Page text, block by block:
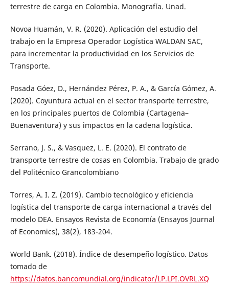
terrestre de carga en Colombia. Monografía. Unad.
Novoa Huamán, V. R. (2020). Aplicación del estudio del
trabajo en la Empresa Operador Logística WALDAN SAC,
para incrementar la productividad en los Servicios de
Transporte.
Posada Góez, D., Hernández Pérez, P. A., & García Gómez, A.
(2020). Coyuntura actual en el sector transporte terrestre,
en los principales puertos de Colombia (Cartagena–
Buenaventura) y sus impactos en la cadena logística.
Serrano, J. S., & Vasquez, L. E. (2020). El contrato de
transporte terrestre de cosas en Colombia. Trabajo de grado
del Politécnico Grancolombiano
Torres, A. I. Z. (2019). Cambio tecnológico y eficiencia
logística del transporte de carga internacional a través del
modelo DEA. Ensayos Revista de Economía (Ensayos Journal
of Economics), 38(2), 183-204.
World Bank. (2018). Índice de desempeño logístico. Datos
tomado de
https://datos.bancomundial.org/indicator/LP.LPI.OVRL.XQ